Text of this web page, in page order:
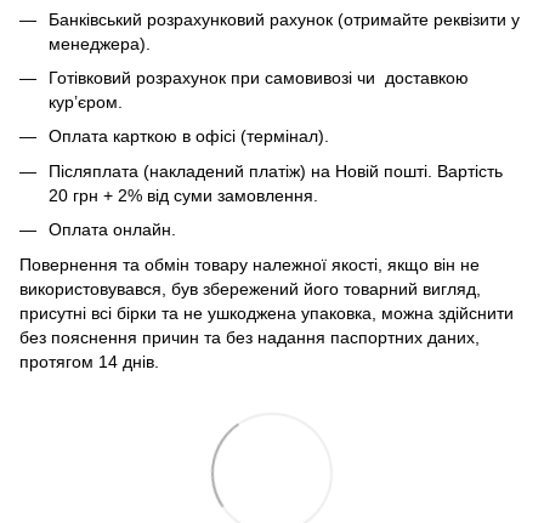
Банківський розрахунковий рахунок (отримайте реквізити у
менеджера).
Готівковий розрахунок при самовивозі чи доставкою
кур’єром.
Оплата карткою в офісі (термінал).
Післяплата (накладений платіж) на Новій пошті. Вартість
20 грн + 2% від суми замовлення.
Оплата онлайн.
Повернення та обмін товару належної якості, якщо він не
використовувався, був збережений його товарний вигляд,
присутні всі бірки та не ушкоджена упаковка, можна здійснити
без пояснення причин та без надання паспортних даних,
протягом 14 днів.